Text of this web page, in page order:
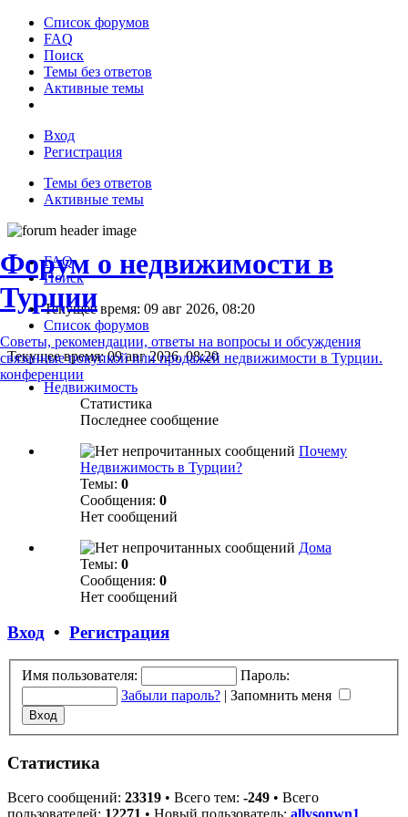
Список форумов
FAQ
Поиск
Темы без ответов
Активные темы
Вход
Регистрация
Темы без ответов
Активные темы
Форум о недвижимости в
Турции
Советы, рекомендации, ответы на вопросы и обсуждения
связанные покупкой или продажей недвижимости в Турции.
конференции
FAQ
Поиск
Текущее время: 09 авг 2026, 08:20
Список форумов
Текущее время: 09 авг 2026, 08:20
Недвижимость
Статистика
Последнее сообщение
Почему
Недвижимость в Турции?
Темы: 0
Сообщения: 0
Нет сообщений
Дома
Темы: 0
Сообщения: 0
Нет сообщений
Вход • Регистрация
Имя пользователя:
Пароль:
Забыли пароль? | Запомнить меня
Статистика
Всего сообщений: 23319 • Всего тем: -249 • Всего